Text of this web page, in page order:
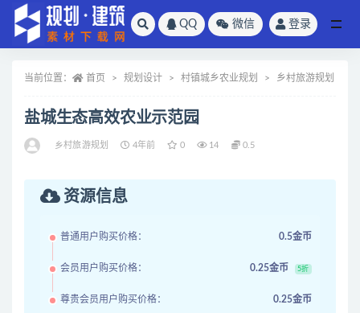
QQ 微信 登录
当前位置： 首页 规划设计 村镇城乡农业规划 乡村旅游规划
盐城生态高效农业示范园
乡村旅游规划 4年前 0 14 0.5
资源信息
普通用户购买价格： 0.5金币
会员用户购买价格： 0.25金币 5折
尊贵会员用户购买价格： 0.25金币
全部